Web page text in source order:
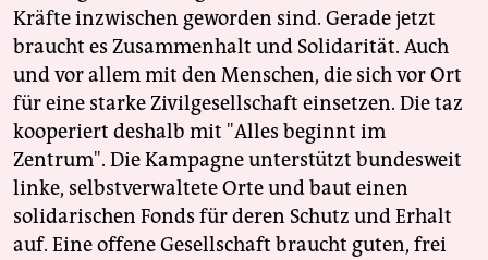
Kräfte inzwischen geworden sind. Gerade jetzt
braucht es Zusammenhalt und Solidarität. Auch
und vor allem mit den Menschen, die sich vor Ort
für eine starke Zivilgesellschaft einsetzen. Die taz
kooperiert deshalb mit "Alles beginnt im
Zentrum". Die Kampagne unterstützt bundesweit
linke, selbstverwaltete Orte und baut einen
solidarischen Fonds für deren Schutz und Erhalt
auf. Eine offene Gesellschaft braucht guten, frei